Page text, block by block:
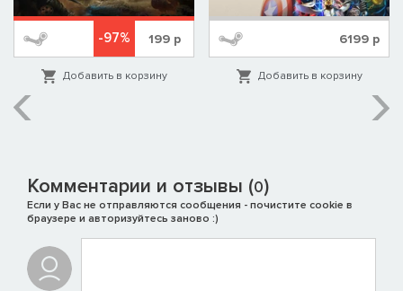
-97% 199р
Добавить в корзину
6199 р
Добавить в корзину
Комментарии и отзывы (0)
Если у Вас не отправляются сообщения - почистите cookie в
браузере и авторизуйтесь заново :)